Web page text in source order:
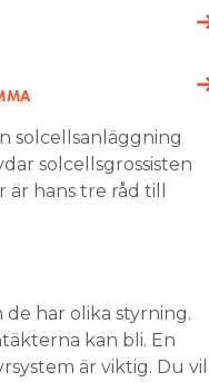
solcellsanläggning
solcellsgrossisten
hans tre råd till
de har olika styrning.
kan bli. En
är viktig. Du vill